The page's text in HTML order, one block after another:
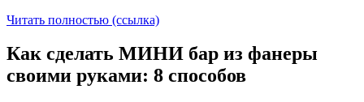
Читать полностью (ссылка)
Как сделать МИНИ бар из фанеры
своими руками: 8 способов